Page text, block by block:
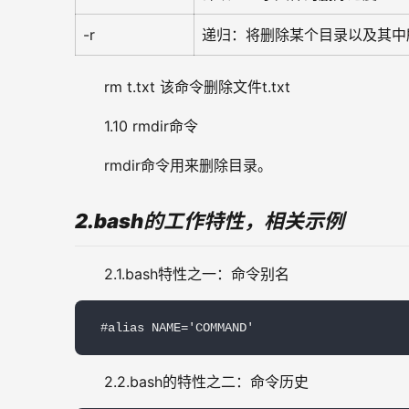
-r 递归：将删除某个目录以及其
rm t.txt 该命令删除文件t.txt
1.10 rmdir命令
rmdir命令用来删除目录。
2.bash的工作特性，相关示例
2.1.bash特性之一：命令别名
#alias NAME='COMMAND'
2.2.bash的特性之二：命令历史